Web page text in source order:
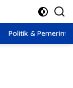
Politik &